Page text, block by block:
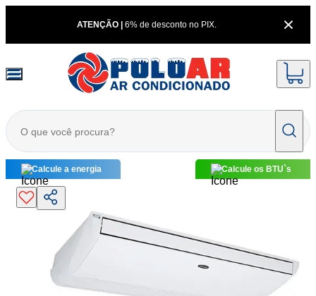
ATENÇÃO | 6% de desconto no PIX.
Calcule a energia Calcule os BTU`s